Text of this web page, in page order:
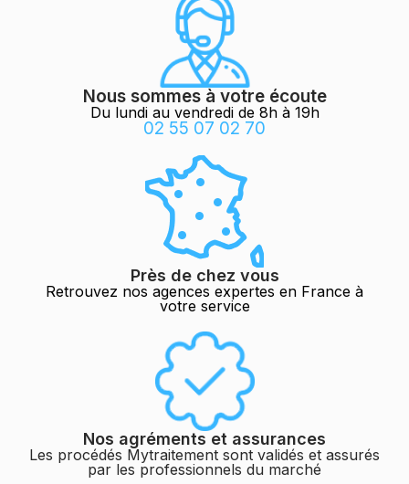
Nous sommes à votre écoute
Du lundi au vendredi de 8h à 19h
02 55 07 02 70
Près de chez vous
Retrouvez nos agences expertes en France à
votre service
Nos agréments et assurances
Les procédés Mytraitement sont validés et assurés
par les professionnels du marché